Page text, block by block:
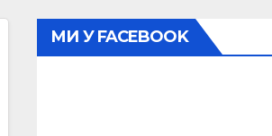
МИ У FACEBOOK